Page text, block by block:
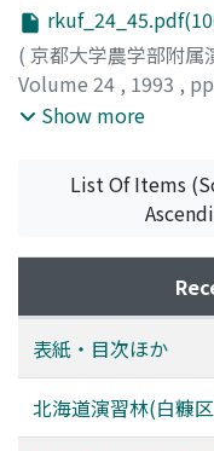
( 京都大学農学部附属
Volume 24 , 1993 ,
和田, 茂彦;竹内, 典之
Makoto
Sakai, Tetsuro
Matsushita, Kouji;
;サカ
シタ, コウジ
Show more
List Of Items
表紙・目次ほか
北海道演習林(白糠